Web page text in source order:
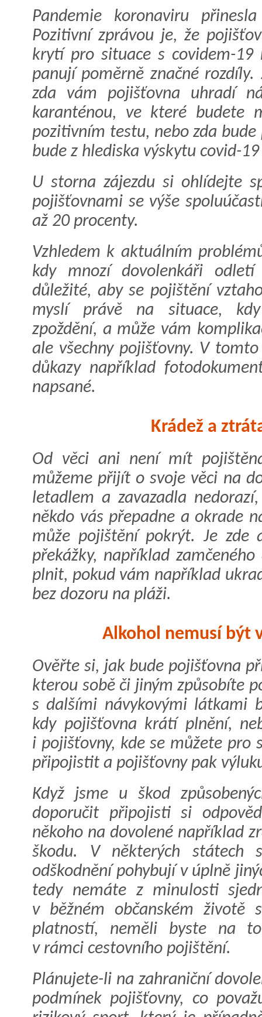
Pandemie koronaviru
Pozitivní zprávou je, že
krytí pro situace s covidem-
panují poměrně značné
zda vám pojišťovna uhradí
karanténou, ve které budete
pozitivním testu, nebo zda
bude z hlediska výskytu covid-
U storna zájezdu si ohlídejte
pojišťovnami se výše
až 20 procenty.
Vzhledem k aktuálním
kdy mnozí dovolenkáři
důležité, aby se pojištění
myslí právě na situace, kdy
zpoždění, a může vám
ale všechny pojišťovny. V
důkazy například
napsané.
Krádež a
Od věci ani není mít
můžeme přijít o svoje věci na
letadlem a zavazadla
někdo vás přepadne a okrade
může pojištění pokrýt. Je zde
překážky, například
plnit, pokud vám například
bez dozoru na pláži.
Alkohol nemusí být
Ověřte si, jak bude pojišťovna
kterou sobě či jiným způsobíte
s dalšími návykovými látkami
kdy pojišťovna krátí plnění,
i pojišťovny, kde se můžete pro
připojistit a pojišťovny pak
Když jsme u škod
doporučit připojisti si
někoho na dovolené například
škodu. V některých státech
odškodnění pohybují v úplně
tedy nemáte z minulosti
v běžném občanském životě
platností, neměli byste na
v rámci cestovního pojištění.
Plánujete-li na zahraniční
podmínek pojišťovny, co